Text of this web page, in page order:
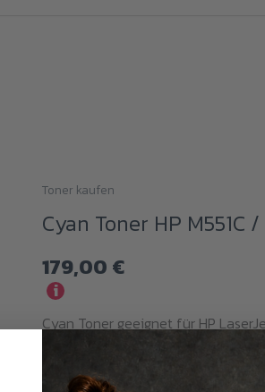
Toner kaufen
Cyan Toner HP M551C
179,00 €
i
Cyan Toner geeignet für HP
diesem Ghost Toner erhältst du
Ausdrucke in Cyan .